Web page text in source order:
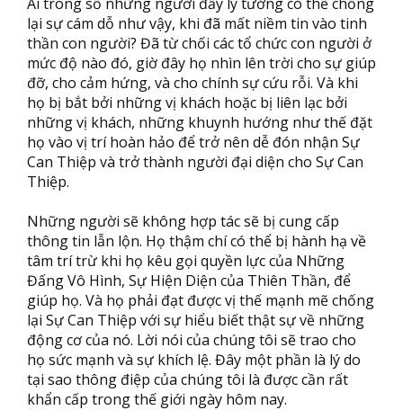
lại sự cám dỗ như vậy, khi đã mất niềm tin vào tinh
thần con người? Đã từ chối các tổ chức con người ở
mức độ nào đó, giờ đây họ nhìn lên trời cho sự giúp
đỡ, cho cảm hứng, và cho chính sự cứu rỗi. Và khi
họ bị bắt bởi những vị khách hoặc bị liên lạc bởi
những vị khách, những khuynh hướng như thế đặt
họ vào vị trí hoàn hảo để trở nên dễ đón nhận Sự
Can Thiệp và trở thành người đại diện cho Sự Can
Thiệp.
Những người sẽ không hợp tác sẽ bị cung cấp
thông tin lẫn lộn. Họ thậm chí có thể bị hành hạ về
tâm trí trừ khi họ kêu gọi quyền lực của Những
Đấng Vô Hình, Sự Hiện Diện của Thiên Thần, để
giúp họ. Và họ phải đạt được vị thế mạnh mẽ chống
lại Sự Can Thiệp với sự hiểu biết thật sự về những
động cơ của nó. Lời nói của chúng tôi sẽ trao cho
họ sức mạnh và sự khích lệ. Đây một phần là lý do
tại sao thông điệp của chúng tôi là được cần rất
khẩn cấp trong thế giới ngày hôm nay.